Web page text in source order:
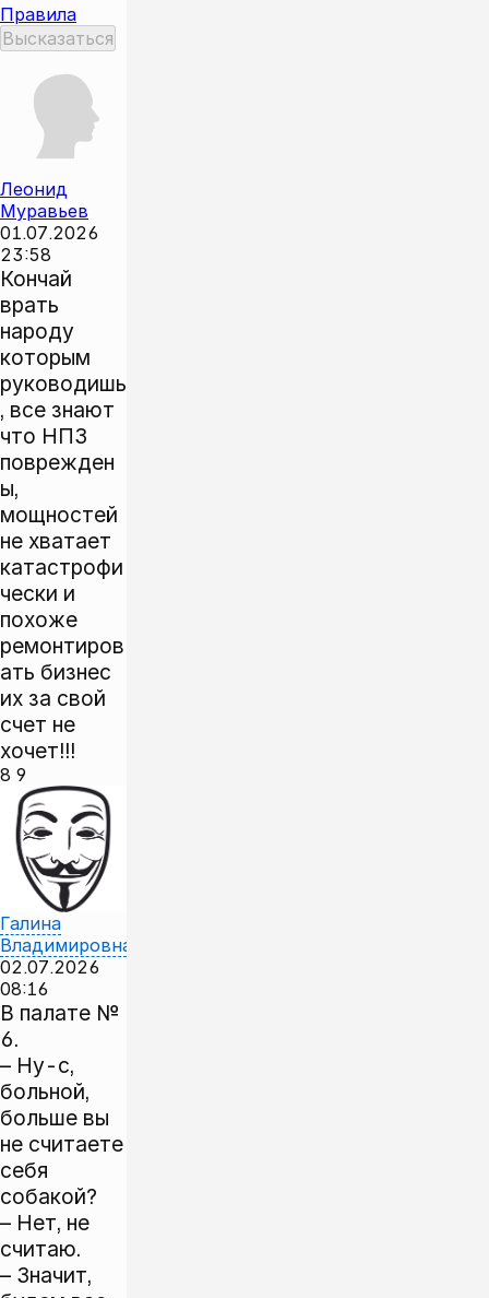
Правила
Леонид
Муравьев
01.07.2026
23:58
Кончай
врать
народу
которым
руководишь
, все знают
что НПЗ
поврежден
ы,
мощностей
не хватает
катастрофи
чески и
похоже
ремонтиров
ать бизнес
их за свой
счет не
хочет!!!
8 9
Галина
Владимировна
02.07.2026
08:16
В палате №
6.
– Ну-с,
больной,
больше вы
не считаете
себя
собакой?
– Нет, не
считаю.
– Значит,